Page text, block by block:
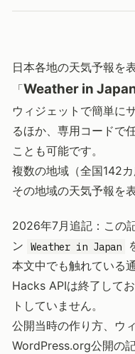
日本各地の天気予報を
「Weather in
ウィジェットで簡単に
るほか、専用コードで
ことも可能です。
複数の地域（全国142
その地域の天気予報を
2026年7月追記：この
ン
Weather in Japan
本文中でも触れている
Hacks APIは終了して
トしていません。
公開当時の作り方、ウ
WordPress.org公開の